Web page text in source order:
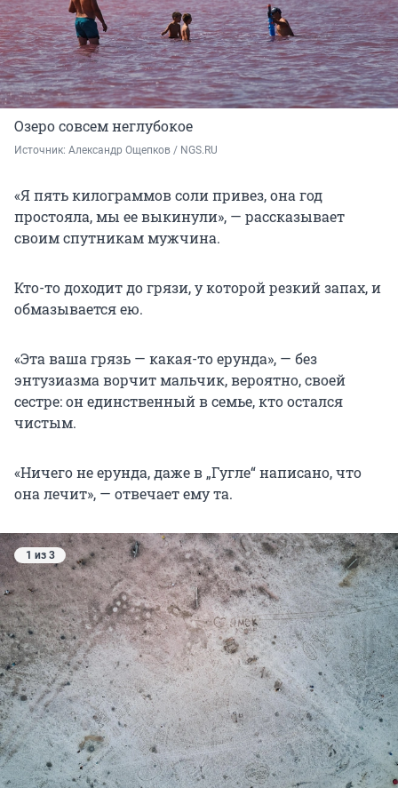
Озеро совсем неглубокое
Источник: Александр Ощепков / NGS.RU
«Я пять килограммов соли привез, она год
простояла, мы ее выкинули», — рассказывает
своим спутникам мужчина.
Кто-то доходит до грязи, у которой резкий запах, и
обмазывается ею.
«Эта ваша грязь — какая-то ерунда», — без
энтузиазма ворчит мальчик, вероятно, своей
сестре: он единственный в семье, кто остался
чистым.
«Ничего не ерунда, даже в „Гугле“ написано, что
она лечит», — отвечает ему та.
1 из 3